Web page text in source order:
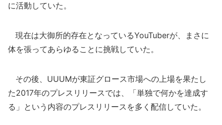
に活動していた。
現在は大御所的存在となっているYouTuberが、まさに
体を張ってあらゆることに挑戦していた。
その後、UUUMが東証グロース市場への上場を果たし
た2017年のプレスリリースでは、「単独で何かを達成す
る」という内容のプレスリリースを多く配信していた。